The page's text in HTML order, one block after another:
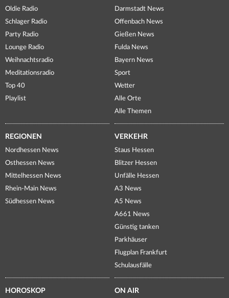
Oldie Radio
Schlager Radio
Party Radio
Lounge Radio
Weihnachtsradio
Meditationsradio
Top 40
Playlist
Darmstadt News
Offenbach News
Gießen News
Fulda News
Bayern News
Sport
Wetter
Alle Orte
Alle Themen
REGIONEN
Nordhessen News
Osthessen News
Mittelhessen News
Rhein-Main News
Südhessen News
VERKEHR
Staus Hessen
Blitzer Hessen
Unfälle Hessen
A3 News
A5 News
A661 News
Günstig tanken
Parkhäuser
Flugplan Frankfurt
Schulausfälle
HOROSKOP ON AIR